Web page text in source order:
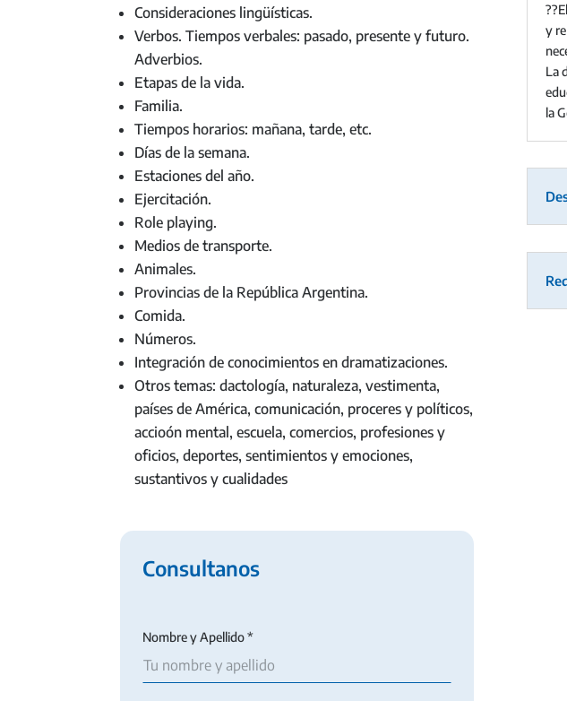
Consideraciones lingüísticas.
Verbos. Tiempos verbales: pasado, presente y futuro.
Adverbios.
Etapas de la vida.
Familia.
Tiempos horarios: mañana, tarde, etc.
Días de la semana.
Estaciones del año.
Ejercitación.
Role playing.
Medios de transporte.
Animales.
Provincias de la República Argentina.
Comida.
Números.
Integración de conocimientos en dramatizaciones.
Otros temas: dactología, naturaleza, vestimenta,
países de América, comunicación, proceres y políticos,
accioón mental, escuela, comercios, profesiones y
oficios, deportes, sentimientos y emociones,
sustantivos y cualidades
Consultanos
Nombre y Apellido *
y
La
la